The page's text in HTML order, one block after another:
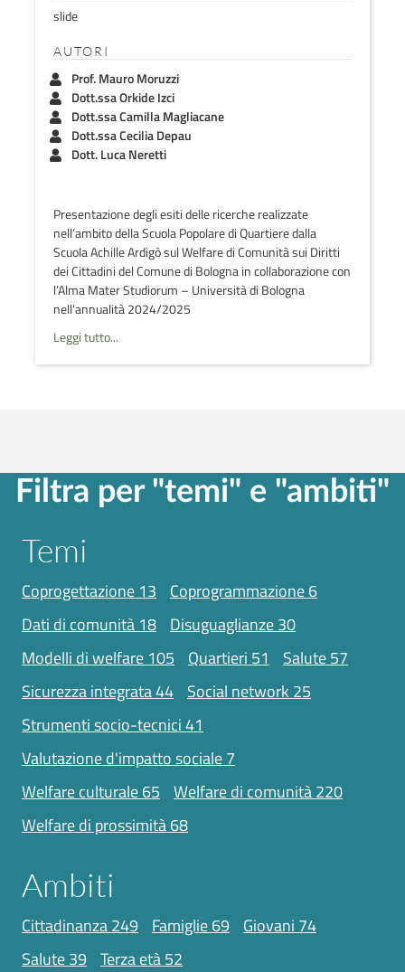
slide
AUTORI
Prof. Mauro Moruzzi
Dott.ssa Orkide Izci
Dott.ssa Camilla Magliacane
Dott.ssa Cecilia Depau
Dott. Luca Neretti
Presentazione degli esiti delle ricerche realizzate
nell’ambito della Scuola Popolare di Quartiere dalla
Scuola Achille Ardigò sul Welfare di Comunità sui Diritti
dei Cittadini del Comune di Bologna in collaborazione con
l’Alma Mater Studiorum – Università di Bologna
nell’annualità 2024/2025
Leggi tutto...
Filtra per "temi" e "ambiti"
Temi
coprogettazione 13 coprogrammazione6
dati di comunità 18 disuguaglianze30
modelli di welfare 105 quartieri 51 salute57
sicurezza integrata44 social network 25
strumenti socio-tecnici41
valutazione d'impatto sociale7
welfare culturale65 welfare di comunità220
welfare di prossimità68
Ambiti
cittadinanza249 famiglie69 giovani 74
salute39 terza età52